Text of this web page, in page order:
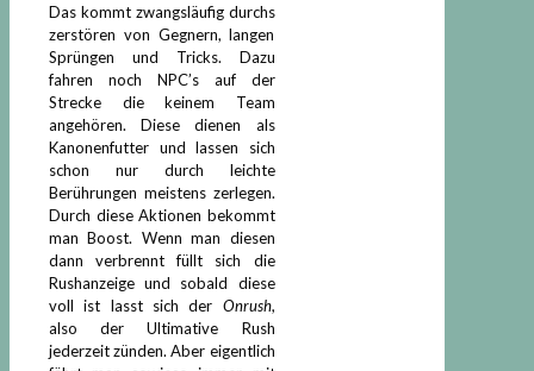
Das kommt zwangsläufig durchs
zerstören von Gegnern, langen
Sprüngen und Tricks. Dazu
fahren noch NPC’s auf der
Strecke die keinem Team
angehören. Diese dienen als
Kanonenfutter und lassen sich
schon nur durch leichte
Berührungen meistens zerlegen.
Durch diese Aktionen bekommt
man Boost. Wenn man diesen
dann verbrennt füllt sich die
Rushanzeige und sobald diese
voll ist lasst sich der Onrush,
also der Ultimative Rush
jederzeit zünden. Aber eigentlich